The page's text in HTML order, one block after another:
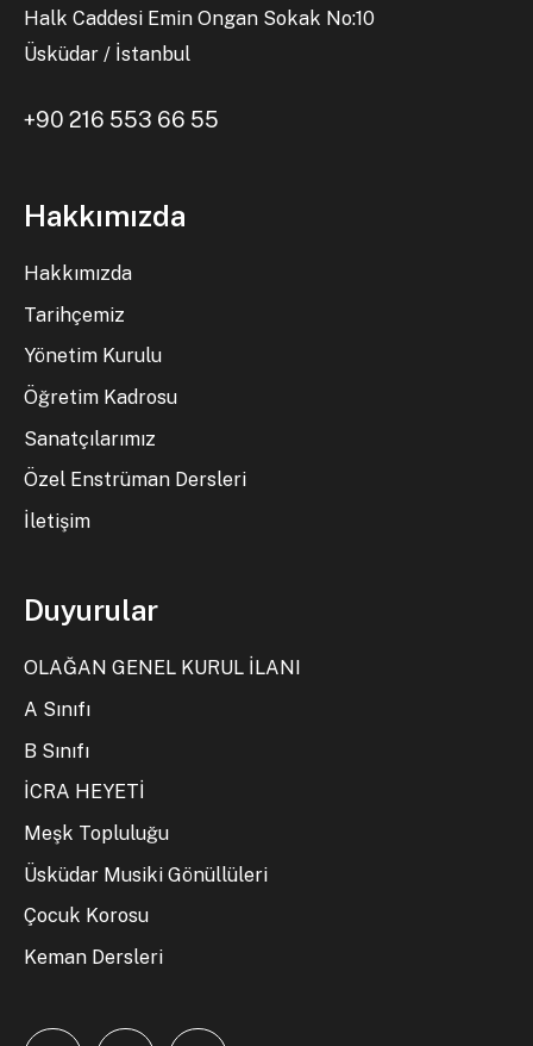
Halk Caddesi Emin Ongan Sokak No:10
Üsküdar / İstanbul
+90 216 553 66 55
Hakkımızda
Hakkımızda
Tarihçemiz
Yönetim Kurulu
Öğretim Kadrosu
Sanatçılarımız
Özel Enstrüman Dersleri
İletişim
Duyurular
OLAĞAN GENEL KURUL İLANI
A Sınıfı
B Sınıfı
İCRA HEYETİ
Meşk Topluluğu
Üsküdar Musiki Gönüllüleri
Çocuk Korosu
Keman Dersleri